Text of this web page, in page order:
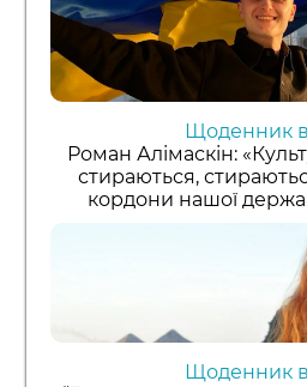
Щоденник
Роман Алімаскін:
стираються,
кордони нашої
Щоденник